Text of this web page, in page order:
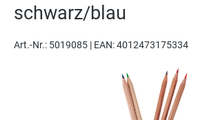
schwarz/blau
Art.-Nr.: 5019085 | EAN: 4012473175334